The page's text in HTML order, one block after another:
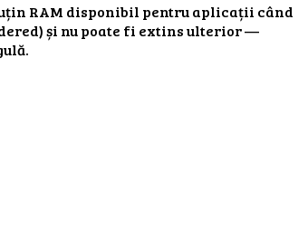
RAM disponibil pentru aplicații când
și nu poate fi extins ulterior —